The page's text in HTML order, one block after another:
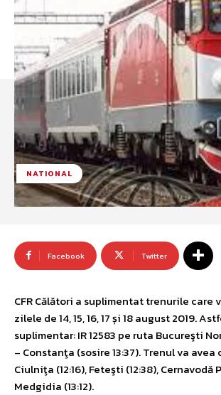
NATIONAL
Facebook Twitter
CFR Călători a suplimentat trenurile care
zilele de 14, 15, 16, 17 și 18 august 2019.
suplimentar: IR 12583 pe ruta Bucureşti
– Constanţa (sosire 13:37). Trenul va
Ciulniţa (12:16), Feteşti (12:38), Cernavodă
Medgidia (13:12).